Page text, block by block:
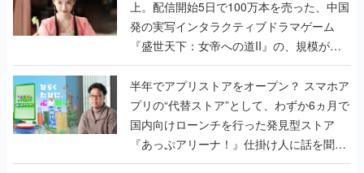
上。配信開始5日で100万本を売った、中国
発の実写インタラクティブドラマゲーム
『盛世天下：女帝への道II』の、規模が違
うこだわりをプロデューサーに聞いた
半年でアプリストアをオープン？ スマホア
プリの“代替ストア”として、わずか6ヵ月で
国内向けローンチを行った発見型ストア
『あっぷアリーナ！』仕掛け人に話を聞い
てみた